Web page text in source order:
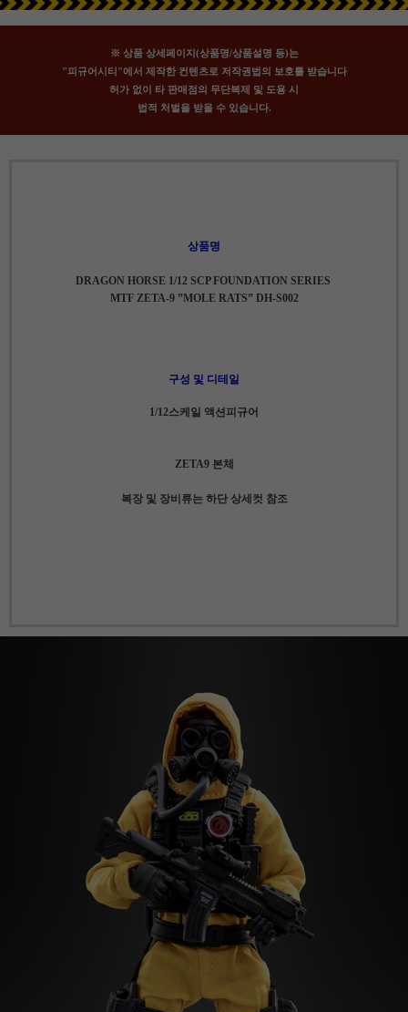
※ 상품 상세페이지(상품명/상품설명 등)는
"피규어시티"에서 제작한 컨텐츠로 저작권법의 보호를 받습니다
허가 없이 타 판매점의 무단복제 및 도용 시
법적 처벌을 받을 수 있습니다.
상품명
DRAGON HORSE 1/12 SCP FOUNDATION SERIES
MTF ZETA-9 ”MOLE RATS” DH-S002
구성 및 디테일
1/12스케일 액션피규어
ZETA9 본체
복장 및 장비류는 하단 상세컷 참조